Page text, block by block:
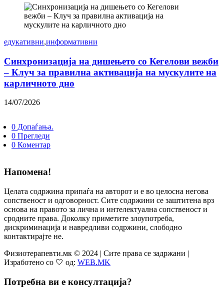
едукативни,информативни
Синхронизација на дишењето со Кегелови вежби
– Клуч за правилна активација на мускулите на
карличното дно
14/07/2026
0 Допаѓања.
0 Прегледи
0 Коментар
Напомена!
Целата содржина припаѓа на авторот и е во целосна негова
сопственост и одговорност. Сите содржини се заштитена врз
основа на правото за лична и интелектуална сопственост и
сродните права. Доколку приметите злоупотреба,
дискриминација и навредливи содржини, слободно
контактирајте не.
Физиотерапевти.мк © 2024 | Сите права се задржани |
Изработено со 🤍 од: WEB.MK
Потребна ви е консултација?